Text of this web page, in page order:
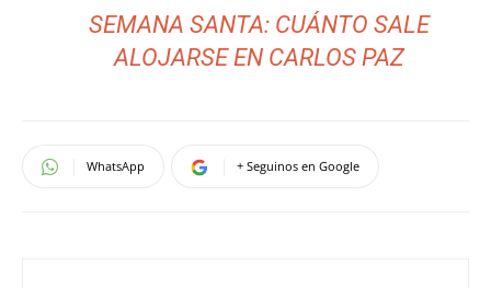
SEMANA SANTA: CUÁNTO SALE
ALOJARSE EN CARLOS PAZ
WhatsApp + Seguinos en Google